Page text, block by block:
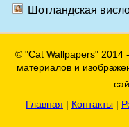
Шотландская
© "Cat Wallpapers" 2014
материалов и
Главная | Контакты |